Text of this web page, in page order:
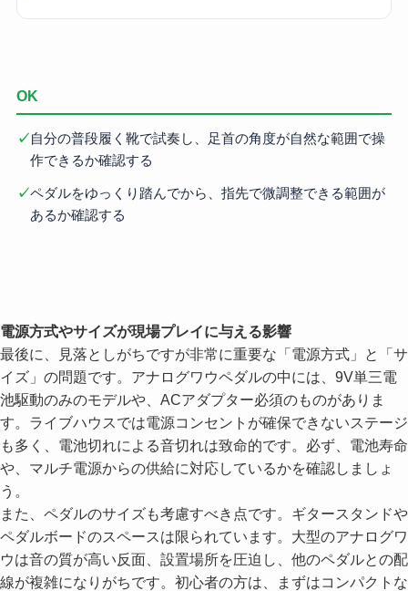
OK
✓自分の普段履く靴で試奏し、足首の角度が自然な範囲で操
作できるか確認する
✓ペダルをゆっくり踏んでから、指先で微調整できる範囲が
あるか確認する
電源方式やサイズが現場プレイに与える影響
最後に、見落としがちですが非常に重要な「電源方式」と「サ
イズ」の問題です。アナログワウペダルの中には、9V単三電
池駆動のみのモデルや、ACアダプター必須のものがありま
す。ライブハウスでは電源コンセントが確保できないステージ
も多く、電池切れによる音切れは致命的です。必ず、電池寿命
や、マルチ電源からの供給に対応しているかを確認しましょ
う。
また、ペダルのサイズも考慮すべき点です。ギタースタンドや
ペダルボードのスペースは限られています。大型のアナログワ
ウは音の質が高い反面、設置場所を圧迫し、他のペダルとの配
線が複雑になりがちです。初心者の方は、まずはコンパクトな